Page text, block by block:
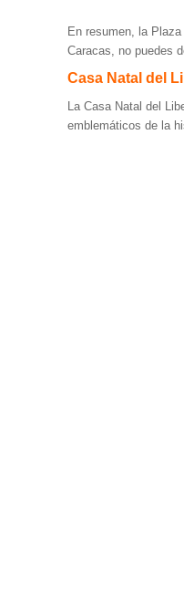
En resumen, la
Caracas, no puedes
Casa Natal del
La Casa Natal del
emblemáticos de la